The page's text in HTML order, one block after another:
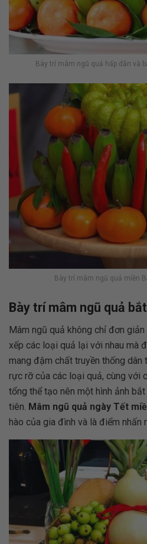
Bày trí mâm ngũ quả hấp dẫn và
Bày trí mâm ngũ quả miền
Bày trí mâm ngũ quả
Mâm ngũ quả không chỉ đơn
xếp các loại quả lại với nhau mà
mang đậm chất truyền thống dân
rực rỡ của các loại quả, cùng với
tổng thể tạo nên một hình ảnh
tiên. Mâm ngũ quả ngày Tết
hào của gia đình và là điểm nhấn